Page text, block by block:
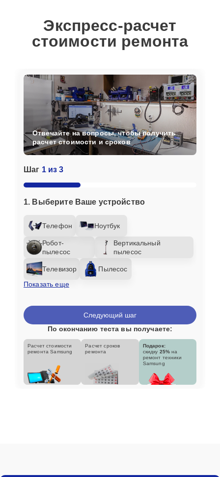
Экспресс-расчет
стоимости ремонта
Шаг 1 из 3
1. Выберите Ваше устройство
Телефон Ноутбук
Робот-
пылесос
Вертикальный
пылесос
Телевизор
Пылесос
Показать еще
Отвечайте на вопросы, чтобы получить
расчет стоимости и сроков
Следующий шаг
По окончанию теста вы получаете:
Расчет стоимости
ремонта Samsung
Расчет сроков
ремонта
Подарок:
скидку 25% на
ремонт техники
Samsung